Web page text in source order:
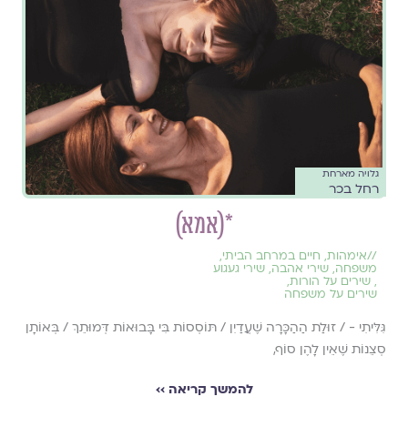
גלויה מארחת
רחל בכר
*(אמא)
//אימהות, חיים במרחב הביתי,
משפחה, שירי אהבה, שירי געגוע
, שירים על הורות,
שירים על משפחה
גִּלִּיתִי - / זוּלַת הַהַכָּרָה שֶׁעֲדַיִן / תּוֹסְסוֹת בִּי בָּבוּאוֹת דְּמוּתֵךְ / בְּאוֹתָן
סְצֵנוֹת שֶׁאֵין לָהֶן סוֹף,
להמשך קריאה ››